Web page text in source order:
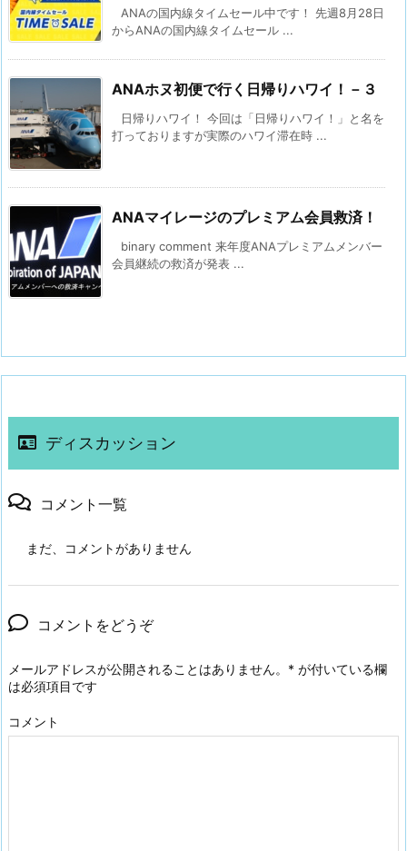
ANAの国内線タイムセール中です！ 先週8月28日
からANAの国内線タイムセール ...
ANAホヌ初便で行く日帰りハワイ！－３
日帰りハワイ！ 今回は「日帰りハワイ！」と名を
打っておりますが実際のハワイ滞在時 ...
ANAマイレージのプレミアム会員救済！
binary comment 来年度ANAプレミアムメンバー
会員継続の救済が発表 ...
ディスカッション
コメント一覧
まだ、コメントがありません
コメントをどうぞ
メールアドレスが公開されることはありません。 * が付いている欄
は必須項目です
コメント